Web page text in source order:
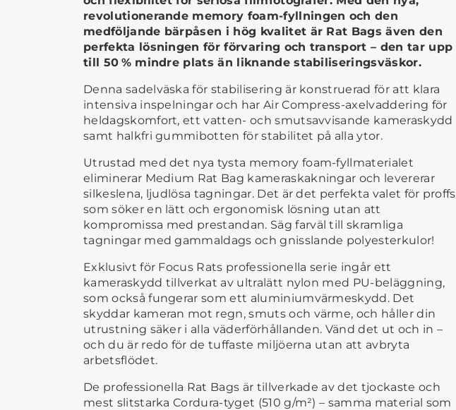
revolutionerande memory foam-fyllningen och den
medföljande bärpåsen i hög kvalitet är Rat Bags även den
perfekta lösningen för förvaring och transport – den tar upp
till 50 % mindre plats än liknande stabiliseringsväskor.
Denna sadelväska för stabilisering är konstruerad för att klara
intensiva inspelningar och har Air Compress-axelvaddering för
heldagskomfort, ett vatten- och smutsavvisande kameraskydd
samt halkfri gummibotten för stabilitet på alla ytor.
Utrustad med det nya tysta memory foam-fyllmaterialet
eliminerar Medium Rat Bag kameraskakningar och levererar
silkeslena, ljudlösa tagningar. Det är det perfekta valet för proffs
som söker en lätt och ergonomisk lösning utan att
kompromissa med prestandan. Säg farväl till skramliga
tagningar med gammaldags och gnisslande polyesterkulor!
Exklusivt för Focus Rats professionella serie ingår ett
kameraskydd tillverkat av ultralätt nylon med PU-beläggning,
som också fungerar som ett aluminiumvärmeskydd. Det
skyddar kameran mot regn, smuts och värme, och håller din
utrustning säker i alla väderförhållanden. Vänd det ut och in –
och du är redo för de tuffaste miljöerna utan att avbryta
arbetsflödet.
De professionella Rat Bags är tillverkade av det tjockaste och
mest slitstarka Cordura-tyget (510 g/m²) – samma material som